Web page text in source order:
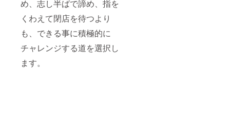
め、志し半ばで諦め、指を
くわえて閉店を待つより
も、できる事に積極的に
チャレンジする道を選択し
ます。